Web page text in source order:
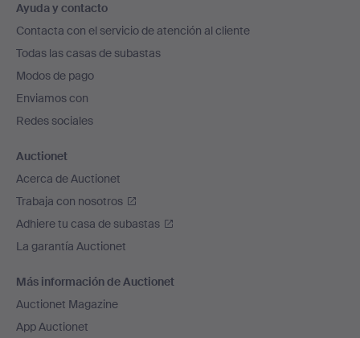
en
el
pie
de
página
Ayuda y contacto
Contacta con el servicio de atención al cliente
Todas las casas de subastas
Modos de pago
Enviamos con
Redes sociales
Auctionet
Acerca de Auctionet
Trabaja con nosotros
Adhiere tu casa de subastas
La garantía Auctionet
Más información de Auctionet
Auctionet Magazine
App Auctionet